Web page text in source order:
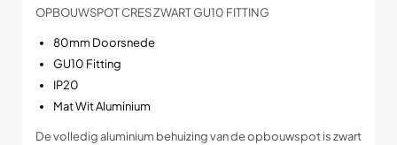
OPBOUWSPOT CRES ZWART GU10 FITTING
80mm Doorsnede
GU10 Fitting
IP20
Mat Wit Aluminium
De volledig aluminium behuizing van de opbouwspot is zwart